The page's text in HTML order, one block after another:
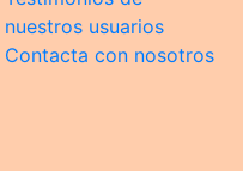
nuestros usuarios
Contacta con nosotros